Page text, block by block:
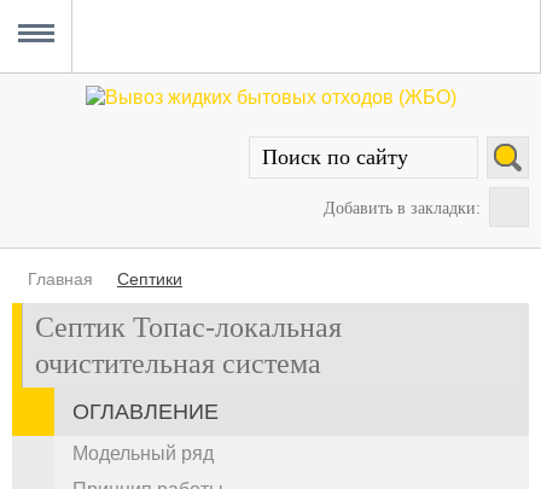
Добавить в закладки:
MENU
Главная
Вывоз ЖБО
Прочистка канализации
Уборка снега
Услуги сантехника
О проекте
Главная Септики
Септик Топас-локальная
очистительная система
ОГЛАВЛЕНИЕ
Модельный ряд